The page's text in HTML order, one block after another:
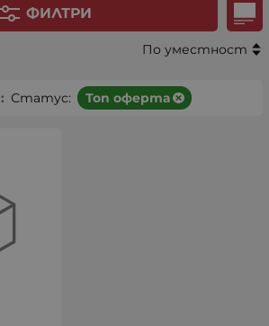
ФИЛТРИ
По уместност
Статус: Топ оферта